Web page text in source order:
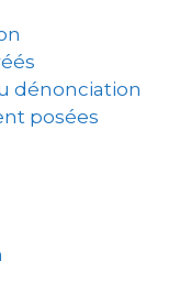
dénonciation
posées